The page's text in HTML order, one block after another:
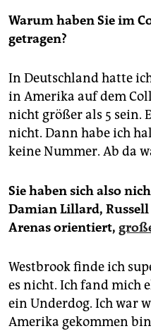
Warum haben Sie im
getragen?
In Deutschland hatte
in Amerika auf dem
nicht größer als 5 sein.
nicht. Dann habe ich
keine Nummer. Ab da
Sie haben sich also
Damian Lillard,
Arenas orientiert,
Westbrook finde ich
es nicht. Ich fand mich
ein Underdog. Ich war
Amerika gekommen